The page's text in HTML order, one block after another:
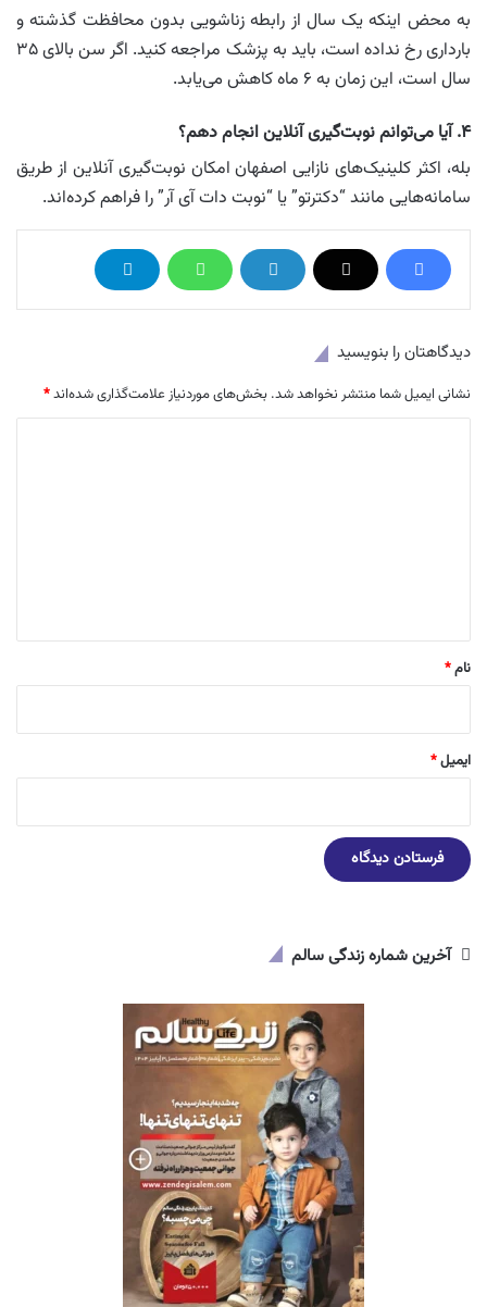
به محض اینکه یک سال از رابطه زناشویی بدون محافظت گذشته و
بارداری رخ نداده است، باید به پزشک مراجعه کنید. اگر سن بالای ۳۵
سال است، این زمان به ۶ ماه کاهش می‌یابد.
۴. آیا می‌توانم نوبت‌گیری آنلاین انجام دهم؟
بله، اکثر کلینیک‌های نازایی اصفهان امکان نوبت‌گیری آنلاین از طریق
سامانه‌هایی مانند “دکترتو” یا “نوبت دات آی آر” را فراهم کرده‌اند.
دیدگاهتان را بنویسید
نشانی ایمیل شما منتشر نخواهد شد. بخش‌های موردنیاز علامت‌گذاری شده‌اند*
نام*
ایمیل*
آخرین شماره زندگی سالم